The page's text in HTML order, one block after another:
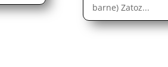
barne) Zatoz...